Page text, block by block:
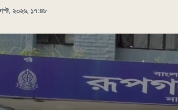
২০২৬, ১৭:৪৮